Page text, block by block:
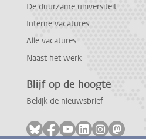
De duurzame universiteit
Interne vacatures
Alle vacatures
Naast het werk
Blijf op de hoogte
Bekijk de nieuwsbrief
Volg ons op bluesky
Volg ons op facebook
Volg ons op
Volg ons op
Volg ons
Volg